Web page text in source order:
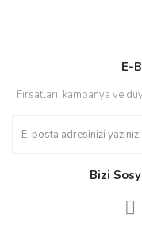
E-
Fırsatları, kampanya ve
Bizi